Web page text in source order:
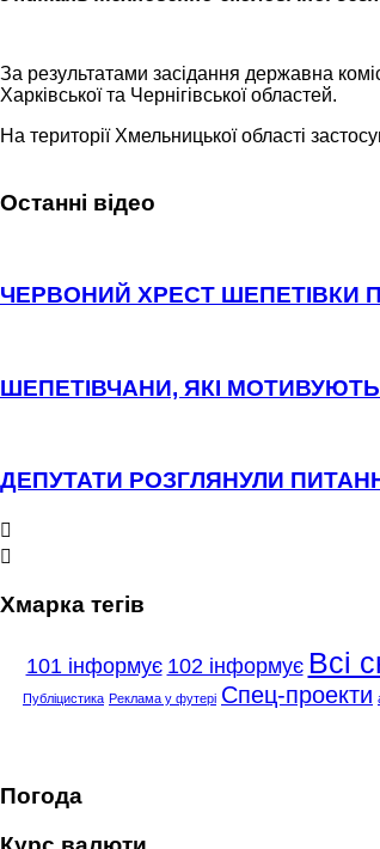
За результатами засідання державна
Харківської та Чернігівської областей.
На території Хмельницької області
Останні відео
ЧЕРВОНИЙ ХРЕСТ ШЕПЕТІВКИ
ШЕПЕТІВЧАНИ, ЯКІ
ДЕПУТАТИ РОЗГЛЯНУЛИ


Хмарка тегів
101 інформує 102 інформує Всі
Публіцистика Реклама у футері Спец-проекти
Погода